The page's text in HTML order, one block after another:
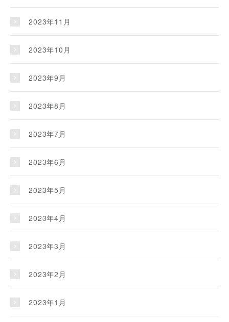
2023年11月
2023年10月
2023年9月
2023年8月
2023年7月
2023年6月
2023年5月
2023年4月
2023年3月
2023年2月
2023年1月